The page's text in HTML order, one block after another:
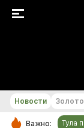
Новости
Важно: Тула